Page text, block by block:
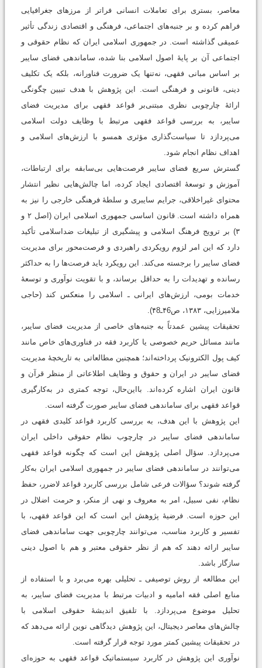
معاصر، بستری برای تعاملات انسانی فراتر از مرزهای جغرافیایی
فراهم کرده و بر جنبه‌های اجتماعی، فرهنگی و اقتصادی زندگی تأثیر
عمیقی گذاشته است. در جمهوری اسلامی ایران که نظام حقوقی و
اجتماعی آن بر پایۀ اصول اسلامی بنا شده، ساماندهی فضای سایبر
بر اساس مبانی فقهی، نه‌تنها یک ضرورت فناورانه، بلکه یک تکلیف
دینی، قانونی و فرهنگی است. این پژوهش با هدف تبیین چگونگی
ارائۀ چارچوبی نظری مبتنی‌بر قواعد فقهی برای مدیریت فضای
سایبر، به بررسی قواعد فقهی مرتبط با وظایف دولت اسلامی
می‌پردازد تا سیاست‌گذاری مؤثری همسو با ارزش‌های اسلامی و
اهداف نظام انجام شود.
گسترش سریع فضای سایبر فرصت‌هایی بی‌سابقه برای ارتباطات،
آموزش و توسعۀ اقتصادی ایجاد کرده، اما چالش‌هایی نظیر انتشار
محتوای غیراخلاقی، جرایم سایبری و سلطۀ فرهنگی خارجی را نیز به
همراه داشته است. قانون اساسی جمهوری اسلامی ایران (اصل ۲ و
۳) بر ترویج فرهنگ اسلامی و پیشگیری از تبلیغات ضداسلامی تأکید
دارد که این امر لزوم رویکردی راهبردی و فرصت‌محور برای مدیریت
فضای سایبر را برجسته می‌کند. این رویکرد باید فرصت‌ها را به حداکثر
رسانده و تهدیدات را به حداقل برساند، و با تقویت نوآوری و توسعۀ
خدمات بومی، ارزش‌های ایرانی ـ اسلامی را منعکس کند (حاجی
ملامیرزایی، ۱۳۸۳، ص۴6ـ۴8).
تحقیقات پیشین عمدتاً به جنبه‌های خاصی از مدیریت فضای سایبر،
مانند مسائل حریم خصوصی یا کاربرد فقه در فناوری‌های خاص مانند
کیف پول الکترونیک پرداخته‌اند؛ همچنین مطالعاتی به تاریخچۀ مدیریت
فضای سایبر در ایران و حقوق و وظایف اطلاعاتی از منظر قرآن و
قانون ایران اشاره کرده‌اند. بااین‌حال، توجه کمتری در به‌کارگیری
قواعد فقهی برای ساماندهی فضای سایبر صورت گرفته است.
این پژوهش با این هدف، به بررسی کاربرد قواعد کلیدی فقهی در
ساماندهی فضای سایبر در چارچوب نظام حقوقی داخلی ایران
می‌پردازد. سؤال اصلی پژوهش این است که چگونه قواعد فقهی
می‌توانند در ساماندهی فضای سایبر در جمهوری اسلامی ایران به‌کار
گرفته شوند؟ سؤالات فرعی شامل بررسی کاربرد قواعد لاضرر، حفظ
نظام، نفی سبیل، امر به معروف و نهی از منکر، و حرمت اضلال در
این حوزه است. فرضیۀ پژوهش این است که این قواعد فقهی، با
تفسیر و کاربرد مناسب، می‌توانند چارچوبی جهت ساماندهی فضای
سایبر ارائه دهند که هم از نظر حقوقی معتبر و هم با اصول دینی
سازگار باشد.
این مطالعه از روش توصیفی ـ تحلیلی بهره می‌برد و با استفاده از
منابع اصلی فقه امامیه و ادبیات مرتبط با مدیریت فضای سایبر، به
تحلیل موضوع می‌پردازد. با تلفیق اندیشۀ حقوقی اسلامی با
چالش‌های معاصر دیجیتال، این پژوهش دیدگاهی نوین ارائه می‌دهد که
در تحقیقات پیشین کمتر مورد توجه قرار گرفته است.
نوآوری این پژوهش در کاربرد سیستماتیک قواعد فقهی به حوزه‌ای